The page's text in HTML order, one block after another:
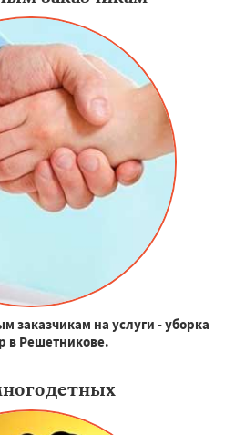
заказчикам на услуги - уборка
в Решетникове.